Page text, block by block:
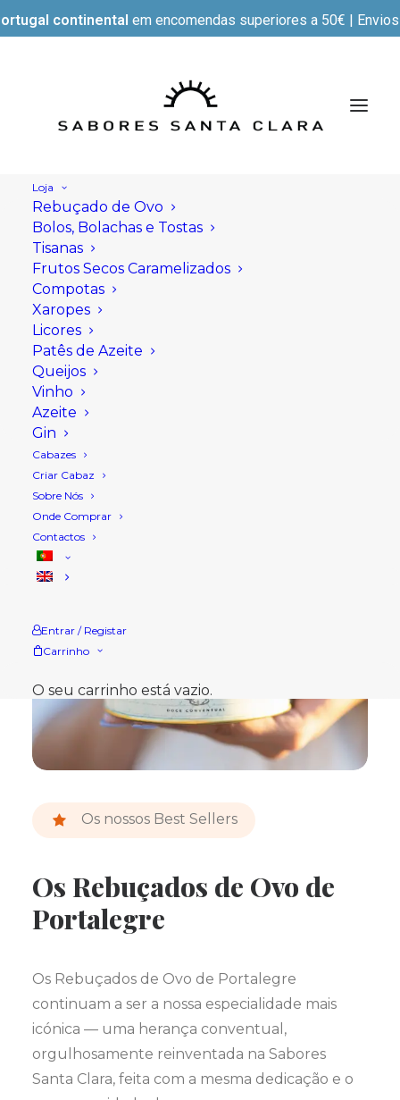
continental em encomendas superiores a 50€ |
Loja
Rebuçado de Ovo
Bolos, Bolachas e Tostas
Tisanas
Frutos Secos Caramelizados
Compotas
Xaropes
Licores
Patês de Azeite
Queijos
Vinho
Azeite
Gin
Cabazes
Criar Cabaz
Sobre Nós
Onde Comprar
Contactos
Entrar / Registar
Carrinho
O seu carrinho está vazio.
Os nossos Best Sellers
Os Rebuçados de Ovo de
Portalegre
Os Rebuçados de Ovo de Portalegre
continuam a ser a nossa especialidade mais
icónica — uma herança conventual,
orgulhosamente reinventada na Sabores
Santa Clara, feita com a mesma dedicação e o